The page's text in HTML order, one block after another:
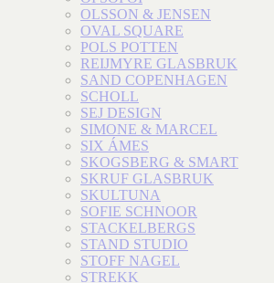
OLSSON & JENSEN
OVAL SQUARE
POLS POTTEN
REIJMYRE GLASBRUK
SAND COPENHAGEN
SCHOLL
SEJ DESIGN
SIMONE & MARCEL
SIX ÁMES
SKOGSBERG & SMART
SKRUF GLASBRUK
SKULTUNA
SOFIE SCHNOOR
STACKELBERGS
STAND STUDIO
STOFF NAGEL
STREKK